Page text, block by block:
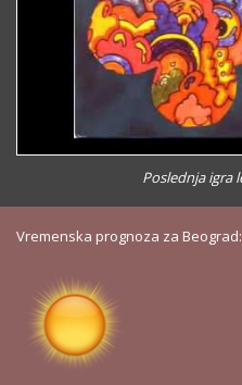
Poslednja igra
Vremenska prognoza za Beograd: